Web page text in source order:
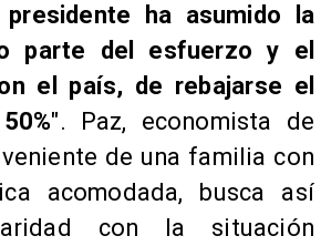
presidente ha asumido la
parte del esfuerzo y el
el país, de rebajarse el
". Paz, economista de
de una familia con
acomodada, busca así
con la situación